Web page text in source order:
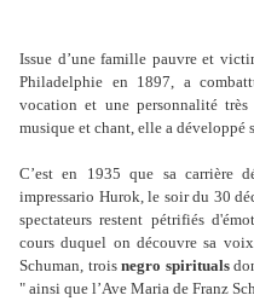
Issue d’une famille pauvre et
Philadelphie en 1897, a
vocation et une personnalité
musique et chant, elle a développé
C’est en 1935 que sa carrière
impressario Hurok, le soir du 30
spectateurs restent pétrifiés
cours duquel on découvre sa
Schuman, troisnegro spirituals
" ainsi que l’Ave Maria de Franz